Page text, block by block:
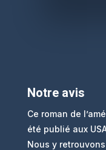
Notre avis
Ce roman de
été publié aux
Nous y